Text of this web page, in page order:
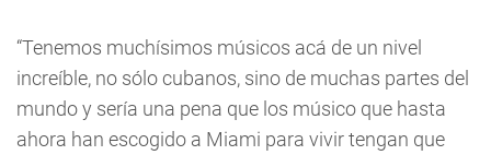
“Tenemos muchísimos músicos acá de un nivel
increíble, no sólo cubanos, sino de muchas partes del
mundo y sería una pena que los músico que hasta
ahora han escogido a Miami para vivir tengan que